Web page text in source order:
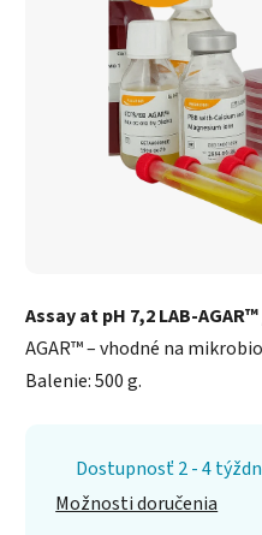
Assay at pH 7,2 LAB-AGAR™
AGAR™ – vhodné na
Balenie: 500 g.
Dostupnosť 2 - 4
Možnosti doručenia